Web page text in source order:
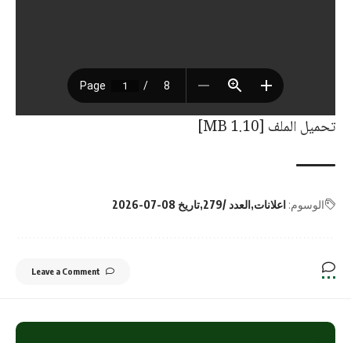
تحميل الملف [1.10 MB]
الوسوم: اعلانات العدد /279 تاريخ 08-07-2026
Leave a Comment